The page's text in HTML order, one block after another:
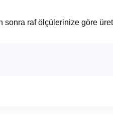
sonra raf ölçülerinize göre